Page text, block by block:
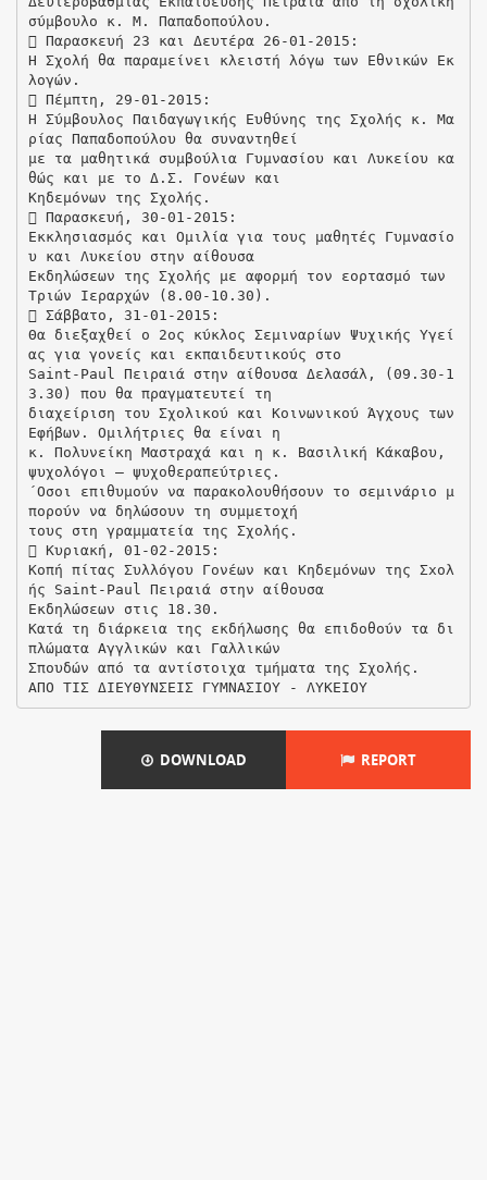
σύμβουλο κ. Μ. Παπαδοπούλου.
 Παρασκευή 23 και Δευτέρα 26-01-2015:
Η Σχολή θα παραμείνει κλειστή λόγω των Εθνικών Εκ
λογών.
 Πέμπτη, 29-01-2015:
Η Σύμβουλος Παιδαγωγικής Ευθύνης της Σχολής κ. Μα
ρίας Παπαδοπούλου θα συναντηθεί
με τα μαθητικά συμβούλια Γυμνασίου και Λυκείου κα
θώς και με το Δ.Σ. Γονέων και
Κηδεμόνων της Σχολής.
 Παρασκευή, 30-01-2015:
Εκκλησιασμός και Ομιλία για τους μαθητές Γυμνασίο
υ και Λυκείου στην αίθουσα
Εκδηλώσεων της Σχολής με αφορμή τον εορτασμό των
Τριών Ιεραρχών (8.00-10.30).
 Σάββατο, 31-01-2015:
Θα διεξαχθεί ο 2ος κύκλος Σεμιναρίων Ψυχικής Υγεί
ας για γονείς και εκπαιδευτικούς στο
Saint-Paul Πειραιά στην αίθουσα Δελασάλ, (09.30-1
3.30) που θα πραγματευτεί τη
διαχείριση του Σχολικού και Κοινωνικού Άγχους των
Εφήβων. Ομιλήτριες θα είναι η
κ. Πολυνείκη Μαστραχά και η κ. Βασιλική Κάκαβου,
ψυχολόγοι – ψυχοθεραπεύτριες.
΄Οσοι επιθυμούν να παρακολουθήσουν το σεμινάριο μ
πορούν να δηλώσουν τη συμμετοχή
τους στη γραμματεία της Σχολής.
 Κυριακή, 01-02-2015:
Κοπή πίτας Συλλόγου Γονέων και Κηδεμόνων της Σxολ
ής Saint-Paul Πειραιά στην αίθουσα
Εκδηλώσεων στις 18.30.
Κατά τη διάρκεια της εκδήλωσης θα επιδοθούν τα δι
πλώματα Αγγλικών και Γαλλικών
Σπουδών από τα αντίστοιχα τμήματα της Σχολής.
ΑΠΟ ΤΙΣ ΔΙΕΥΘΥΝΣΕΙΣ ΓΥΜΝΑΣΙΟΥ - ΛΥΚΕΙΟΥ
DOWNLOAD REPORT